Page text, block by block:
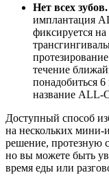
Нет всех зубов.
имплантация
фиксируется
течение
понадобиться 6
название ALL-
Доступный способ
на нескольких мини-
решение, протезную
но вы можете быть
время еды или